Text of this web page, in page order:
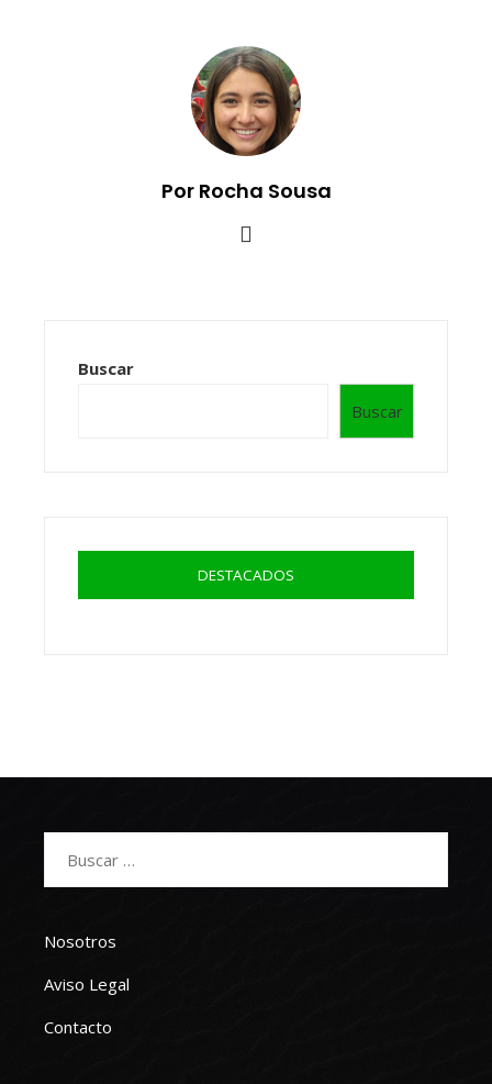
Por Rocha Sousa
Buscar
Buscar
DESTACADOS
Nosotros
Aviso Legal
Contacto